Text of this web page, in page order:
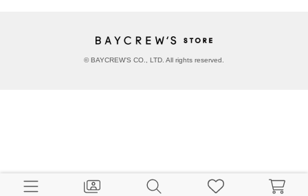
© BAYCREW’S CO., LTD. All rights reserved.